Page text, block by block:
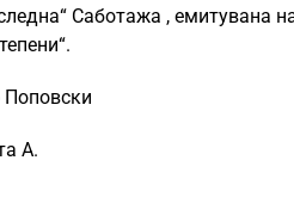
Саботажа , емитувана
Поповски
А.